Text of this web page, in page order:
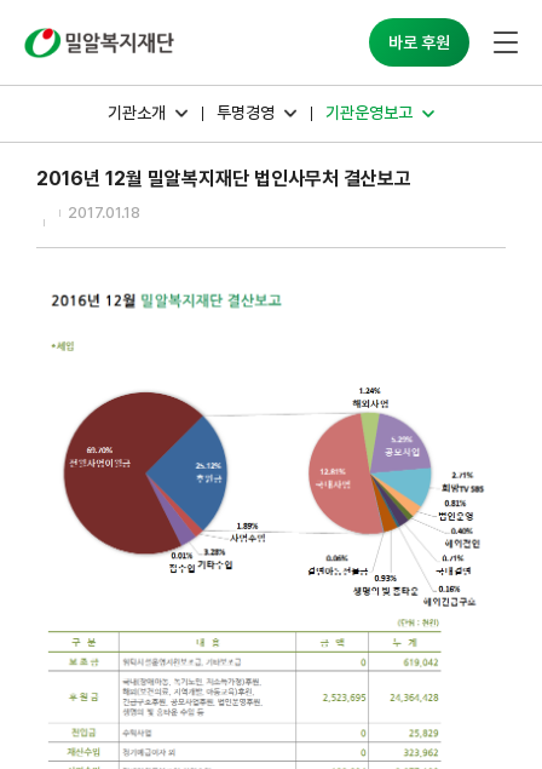
바로 후원
기관소개 투명경영 기관운영보고
2016년 12월 밀알복지재단 법인사무처 결산보고
2017.01.18